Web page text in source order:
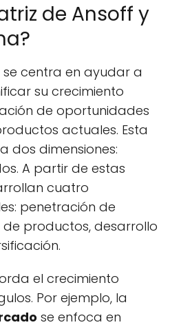
de Ansoff y
se centra en ayudar a
su crecimiento
de oportunidades
actuales. Esta
dos dimensiones:
A partir de estas
cuatro
penetración de
productos, desarrollo
el crecimiento
Por ejemplo, la
se enfoca en